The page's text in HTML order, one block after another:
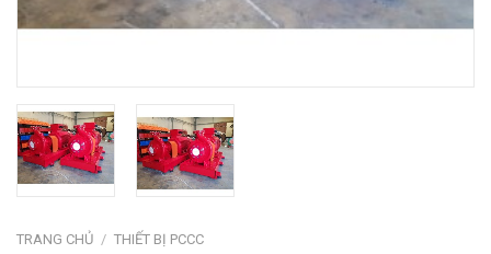
TRANG CHỦ / THIẾT BỊ PCCC